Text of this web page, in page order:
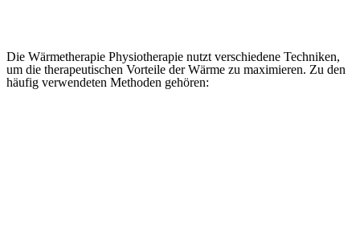
Die Wärmetherapie Physiotherapie nutzt verschiedene Techniken,
um die therapeutischen Vorteile der Wärme zu maximieren. Zu den
häufig verwendeten Methoden gehören: